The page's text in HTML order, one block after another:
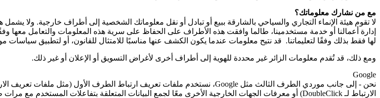
مع من نشارك معلوماتك؟
لا تقوم هيئة الإنماء التجاري والسياحي بالشارقة ببيع أو تبادل أو نقل معلوماتك الشخصية إلى أطراف خارجية. ولا
إدارة أعمالنا أو خدمة مستخدمينا، طالما وافقت هذه الأطراف على الحفاظ على سرية هذه المعلومات والتعامل معها
لها فقط بذلك وفقًا لتعليماتنا. قد نتيح معلومات عندما يكون الكشف عنها مناسبًا للامتثال للقانون، أو لتطبيق سياسات
ومع ذلك، قد تُقدم معلومات الزائر غير محددة للهوية إلى أطراف أخرى لأغراض التسويق أو الإعلان أو غير ذلك.
Google
نحن - إلى جانب موردي الطرف الثالث مثل Google، نستخدم ملفات تعريف ارتباط الطرف الأول (مثل ملفات تعريف
الارتباط لـ DoubleClick) أو معرفات الجهات الخارجية الأخرى معًا لجمع البيانات المتعلقة بتفاعلات المستخدم مع مرات